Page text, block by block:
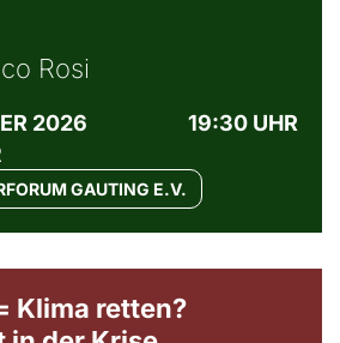
Rosi
2026
19:30 UHR
GAUTING E.V.
Klima retten?